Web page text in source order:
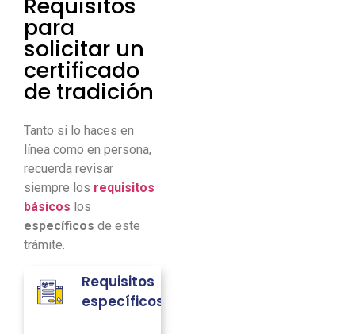
para
solicitar un
certificado
de tradición
Tanto si lo haces en
línea como en persona,
recuerda revisar
siempre los requisitos
básicos los
específicos de este
trámite.
Requisitos
específicos